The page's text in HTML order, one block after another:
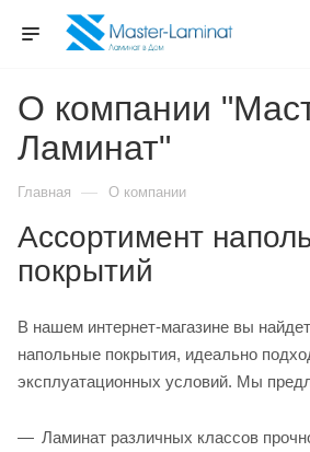
О компании
Ламинат"
Главная — О компании
Ассортимент
покрытий
В нашем интернет-магазине вы
напольные покрытия, идеально
эксплуатационных условий. Мы
Ламинат различных классов